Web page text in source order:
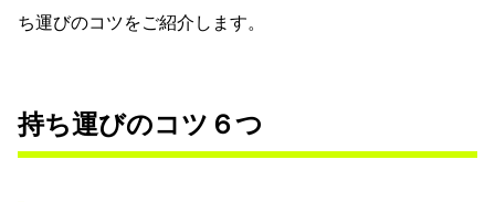
ち運びのコツをご紹介します。
持ち運びのコツ６つ